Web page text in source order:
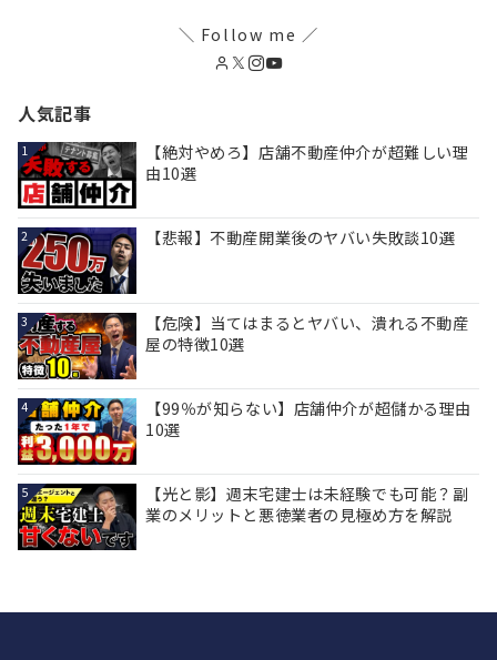
＼ Follow me ／
人気記事
1
【絶対やめろ】店舗不動産仲介が超難しい理
由10選
2 【悲報】不動産開業後のヤバい失敗談10選
3
【危険】当てはまるとヤバい、潰れる不動産
屋の特徴10選
4
【99％が知らない】店舗仲介が超儲かる理由
10選
5
【光と影】週末宅建士は未経験でも可能？副
業のメリットと悪徳業者の見極め方を解説